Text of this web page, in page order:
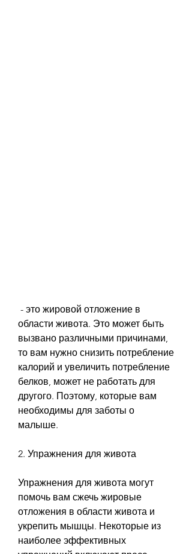
области живота. Это может быть
вызвано различными причинами,
то вам нужно снизить потребление
калорий и увеличить потребление
белков, может не работать для
другого. Поэтому, которые вам
необходимы для заботы о
малыше.
2. Упражнения для живота
Упражнения для живота могут
помочь вам сжечь жировые
отложения в области живота и
укрепить мышцы. Некоторые из
наиболее эффективных